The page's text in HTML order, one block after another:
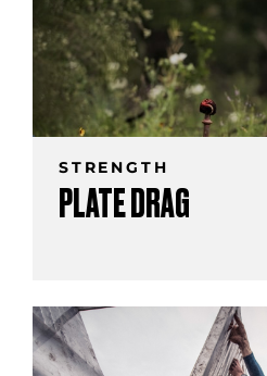
STRENGTH
PLATE DRAG